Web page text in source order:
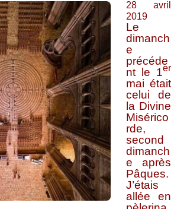
28 avril
2019
Le
dimanch
e
précéde
nt le 1er
mai était
celui de
la Divine
Misérico
rde,
second
dimanch
e après
Pâques.
J’étais
allée en